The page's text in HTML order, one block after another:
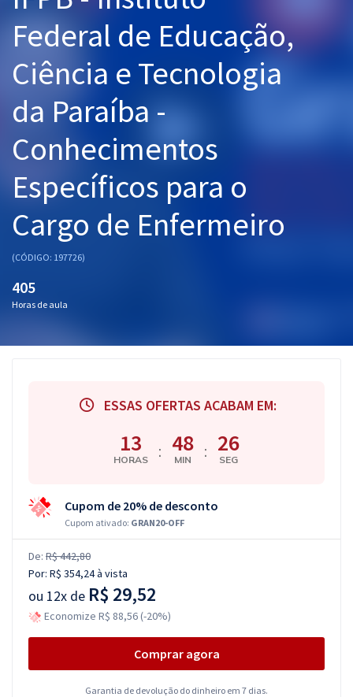
Graduação
Mentorias
Questões grátis
Conteúdo gratuito
Blog
Aprovados
Atendimento
Federal de Educação,
Ciência e Tecnologia
da Paraíba -
Conhecimentos
Específicos para o
Cargo de Enfermeiro
(CÓDIGO: 197726)
405
Horas de aula
ESSAS OFERTAS ACABAM EM:
13
HORAS : 48
MIN : 25
SEG
Cupom de 20% de desconto
Cupom ativado: GRAN20-OFF
De: R$ 442,80
Por: R$ 354,24à vista
ou 12x de R$ 29,52
Economize R$ 88,56 (-20%)
Comprar agora
Garantia de devolução do dinheiro em 7 dias.